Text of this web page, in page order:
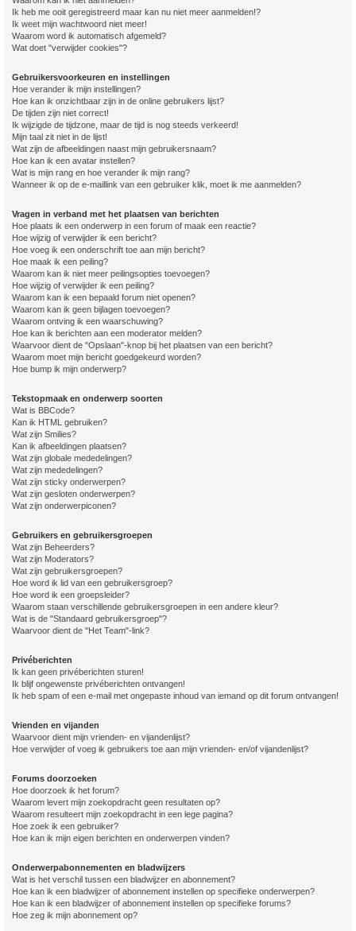
Ik heb me ooit geregistreerd maar kan nu niet meer aanmelden!?
Ik weet mijn wachtwoord niet meer!
Waarom word ik automatisch afgemeld?
Wat doet "verwijder cookies"?
Gebruikersvoorkeuren en instellingen
Hoe verander ik mijn instellingen?
Hoe kan ik onzichtbaar zijn in de online gebruikers lijst?
De tijden zijn niet correct!
Ik wijzigde de tijdzone, maar de tijd is nog steeds verkeerd!
Mijn taal zit niet in de lijst!
Wat zijn de afbeeldingen naast mijn gebruikersnaam?
Hoe kan ik een avatar instellen?
Wat is mijn rang en hoe verander ik mijn rang?
Wanneer ik op de e-maillink van een gebruiker klik, moet ik me aanmelden?
Vragen in verband met het plaatsen van berichten
Hoe plaats ik een onderwerp in een forum of maak een reactie?
Hoe wijzig of verwijder ik een bericht?
Hoe voeg ik een onderschrift toe aan mijn bericht?
Hoe maak ik een peiling?
Waarom kan ik niet meer peilingsopties toevoegen?
Hoe wijzig of verwijder ik een peiling?
Waarom kan ik een bepaald forum niet openen?
Waarom kan ik geen bijlagen toevoegen?
Waarom ontving ik een waarschuwing?
Hoe kan ik berichten aan een moderator melden?
Waarvoor dient de "Opslaan"-knop bij het plaatsen van een bericht?
Waarom moet mijn bericht goedgekeurd worden?
Hoe bump ik mijn onderwerp?
Tekstopmaak en onderwerp soorten
Wat is BBCode?
Kan ik HTML gebruiken?
Wat zijn Smilies?
Kan ik afbeeldingen plaatsen?
Wat zijn globale mededelingen?
Wat zijn mededelingen?
Wat zijn sticky onderwerpen?
Wat zijn gesloten onderwerpen?
Wat zijn onderwerpiconen?
Gebruikers en gebruikersgroepen
Wat zijn Beheerders?
Wat zijn Moderators?
Wat zijn gebruikersgroepen?
Hoe word ik lid van een gebruikersgroep?
Hoe word ik een groepsleider?
Waarom staan verschillende gebruikersgroepen in een andere kleur?
Wat is de "Standaard gebruikersgroep"?
Waarvoor dient de "Het Team"-link?
Privéberichten
Ik kan geen privéberichten sturen!
Ik blijf ongewenste privéberichten ontvangen!
Ik heb spam of een e-mail met ongepaste inhoud van iemand op dit forum ontvangen!
Vrienden en vijanden
Waarvoor dient mijn vrienden- en vijandenlijst?
Hoe verwijder of voeg ik gebruikers toe aan mijn vrienden- en/of vijandenlijst?
Forums doorzoeken
Hoe doorzoek ik het forum?
Waarom levert mijn zoekopdracht geen resultaten op?
Waarom resulteert mijn zoekopdracht in een lege pagina?
Hoe zoek ik een gebruiker?
Hoe kan ik mijn eigen berichten en onderwerpen vinden?
Onderwerpabonnementen en bladwijzers
Wat is het verschil tussen een bladwijzer en abonnement?
Hoe kan ik een bladwijzer of abonnement instellen op specifieke onderwerpen?
Hoe kan ik een bladwijzer of abonnement instellen op specifieke forums?
Hoe zeg ik mijn abonnement op?